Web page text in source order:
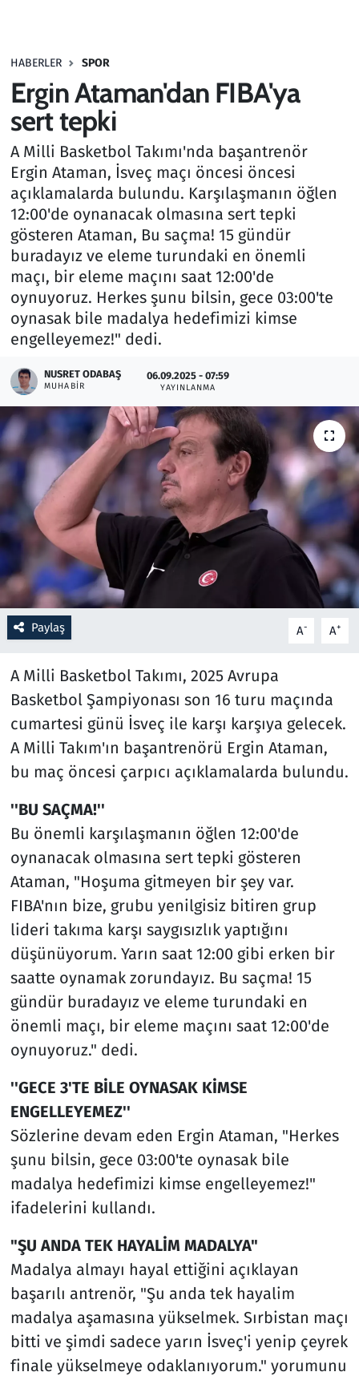
HABERLER SPOR
Ergin Ataman'dan FIBA'ya
sert tepki
A Milli Basketbol Takımı'nda başantrenör
Ergin Ataman, İsveç maçı öncesi öncesi
açıklamalarda bulundu. Karşılaşmanın öğlen
12:00'de oynanacak olmasına sert tepki
gösteren Ataman, Bu saçma! 15 gündür
buradayız ve eleme turundaki en önemli
maçı, bir eleme maçını saat 12:00'de
oynuyoruz. Herkes şunu bilsin, gece 03:00'te
oynasak bile madalya hedefimizi kimse
engelleyemez!" dedi.
NUSRET ODABAŞ
MUHABIR
06.09.2025 - 07:59
YAYINLANMA
Paylaş A- A+
A Milli Basketbol Takımı, 2025 Avrupa
Basketbol Şampiyonası son 16 turu maçında
cumartesi günü İsveç ile karşı karşıya gelecek.
A Milli Takım'ın başantrenörü Ergin Ataman,
bu maç öncesi çarpıcı açıklamalarda bulundu.
''BU SAÇMA!''
Bu önemli karşılaşmanın öğlen 12:00'de
oynanacak olmasına sert tepki gösteren
Ataman, "Hoşuma gitmeyen bir şey var.
FIBA'nın bize, grubu yenilgisiz bitiren grup
lideri takıma karşı saygısızlık yaptığını
düşünüyorum. Yarın saat 12:00 gibi erken bir
saatte oynamak zorundayız. Bu saçma! 15
gündür buradayız ve eleme turundaki en
önemli maçı, bir eleme maçını saat 12:00'de
oynuyoruz." dedi.
''GECE 3'TE BİLE OYNASAK KİMSE
ENGELLEYEMEZ''
Sözlerine devam eden Ergin Ataman, "Herkes
şunu bilsin, gece 03:00'te oynasak bile
madalya hedefimizi kimse engelleyemez!"
ifadelerini kullandı.
"ŞU ANDA TEK HAYALİM MADALYA"
Madalya almayı hayal ettiğini açıklayan
başarılı antrenör, "Şu anda tek hayalim
madalya aşamasına yükselmek. Sırbistan maçı
bitti ve şimdi sadece yarın İsveç'i yenip çeyrek
finale yükselmeye odaklanıyorum." yorumunu
Haber
Kültür Sanat
Kurumsal Haberler
Lezzet Durağı
Memur ve Kamu
Otomobil
Oyun
Rüya Tabirleri
Sağlık
Savunma Sanayi
Seçim 2023
Spor
Teknoloji ve Bilim
Televizyon